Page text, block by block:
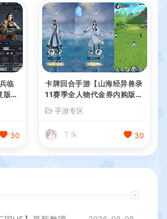
临
版】
端
台
户
程30
卡牌回合手游【山海经异兽录
11赛季全人物代金券内购版】
最新整理WIN系服务端+授权
GM后台+管理后台+热更修改
工具+安卓+详细搭建教程
手游专区
丫头 30